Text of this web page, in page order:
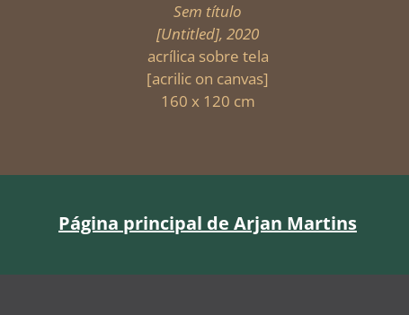
Sem título
[Untitled], 2020
acrílica sobre tela
[acrilic on canvas]
160 x 120 cm
Página principal de Arjan Martins